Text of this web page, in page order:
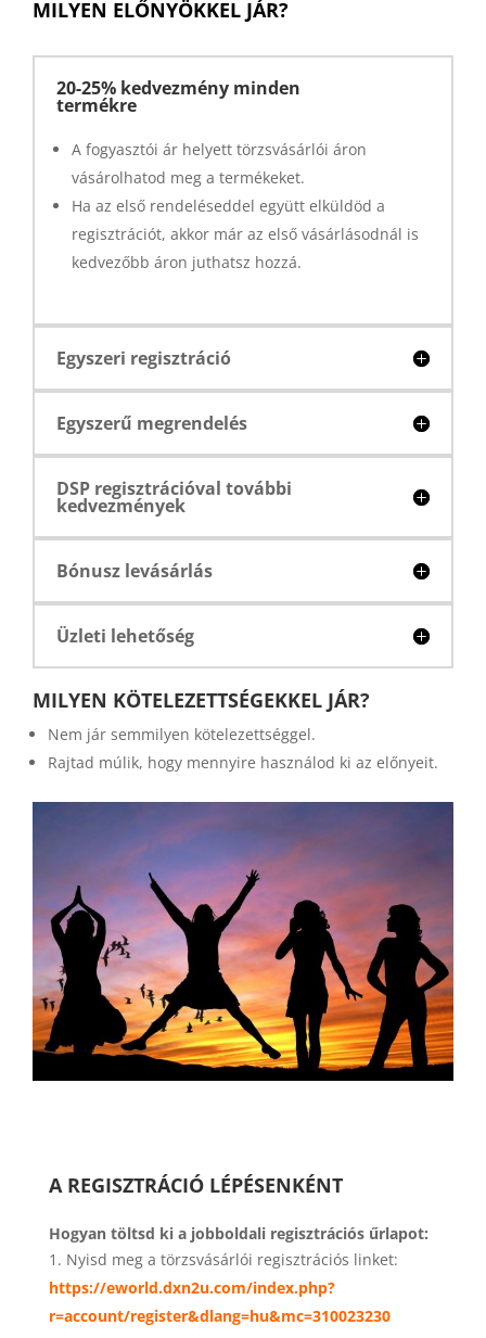
MILYEN ELŐNYÖKKEL JÁR?
20-25% kedvezmény minden
termékre
A fogyasztói ár helyett törzsvásárlói áron
vásárolhatod meg a termékeket.
Ha az első rendeléseddel együtt elküldöd a
regisztrációt, akkor már az első vásárlásodnál is
kedvezőbb áron juthatsz hozzá.
Egyszeri regisztráció
Egyszerű megrendelés
DSP regisztrációval további
kedvezmények
Bónusz levásárlás
Üzleti lehetőség
MILYEN KÖTELEZETTSÉGEKKEL JÁR?
Nem jár semmilyen kötelezettséggel.
Rajtad múlik, hogy mennyire használod ki az előnyeit.
A REGISZTRÁCIÓ LÉPÉSENKÉNT
Hogyan töltsd ki a jobboldali regisztrációs űrlapot:
Nyisd meg a törzsvásárlói regisztrációs linket:
https://eworld.dxn2u.com/index.php?
r=account/register&dlang=hu&mc=310023230